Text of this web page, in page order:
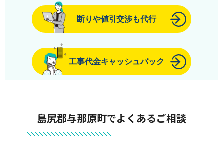
断りや値引交渉も代行
工事代金キャッシュバック
島尻郡与那原町でよくあるご相談